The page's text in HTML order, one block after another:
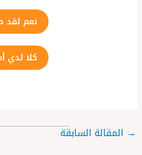
نعم لقد
كلا لدي
→ المقالة السابقة